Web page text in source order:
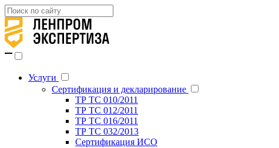
Услуги
Сертификация и декларирование
ТР ТС 010/2011
ТР ТС 012/2011
ТР ТС 016/2011
ТР ТС 032/2013
Сертификация ИСО